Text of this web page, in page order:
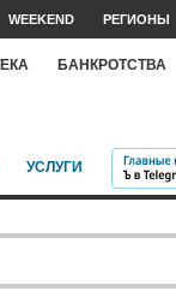
WEEKEND РЕГИОНЫ
БАНКРОТСТВА
УСЛУГИ